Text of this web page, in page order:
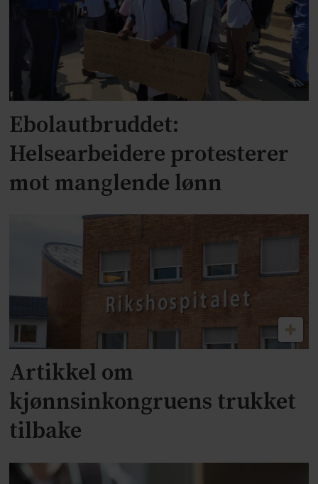
Ebolautbruddet:
Helsearbeidere protesterer
mot manglende lønn
Artikkel om
kjønnsinkongruens trukket
tilbake